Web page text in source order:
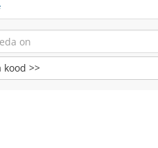
kood >>